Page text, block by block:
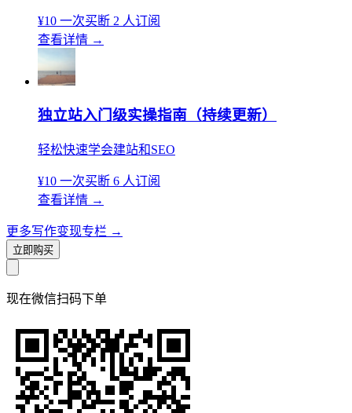
¥10 一次买断 2 人订阅
查看详情 →
独立站入门级实操指南（持续更新）
轻松快速学会建站和SEO
¥10 一次买断 6 人订阅
查看详情 →
更多写作变现专栏 →
立即购买
现在微信扫码下单